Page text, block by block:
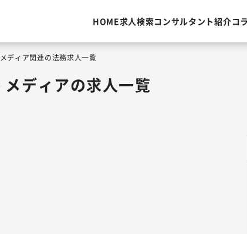
HOME求人検索コンサルタント紹介コ
ディア関連の法務求人一覧
ディアの求人一覧